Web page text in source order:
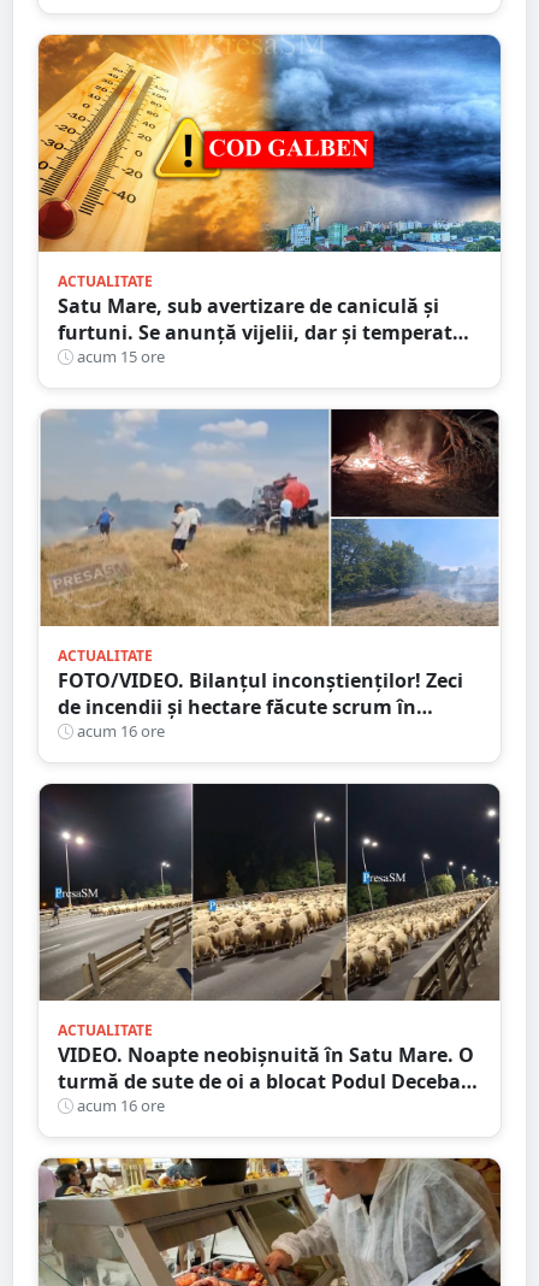
ACTUALITATE
Satu Mare, sub avertizare de caniculă și
furtuni. Se anunță vijelii, dar și temperaturi
ridicate. Avertizarea ANM
acum 15 ore
ACTUALITATE
FOTO/VIDEO. Bilanțul inconștienților! Zeci
de incendii și hectare făcute scrum în
județul Satu Mare
acum 16 ore
ACTUALITATE
VIDEO. Noapte neobișnuită în Satu Mare. O
turmă de sute de oi a blocat Podul Decebal.
Gest de apreciat al ciobanului
acum 16 ore